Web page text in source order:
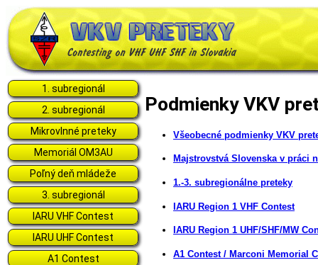
1. subregionál
2. subregionál
Mikrovlnné preteky
Memoriál OM3AU
Poľný deň mládeže
3. subregionál
IARU VHF Contest
IARU UHF Contest
A1 Contest
Podmienky VKV
Všeobecné podmienky VKV
Majstrovstvá Slovenska v práci
1.-3. subregionálne preteky
IARU Region 1 VHF Contest
IARU Region 1 UHF/SHF/MW
A1 Contest / Marconi Memorial